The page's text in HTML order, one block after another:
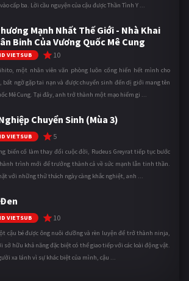
cấp ba. Lời cầu nguyện của cậu được Thần Tình Y ...
Mạnh Nhất Thế Giới - Nhà Khai
Binh Của Vương Quốc Mê Cung
VIETSUB 10
một nhân viên văn phòng luôn cống hiến hết mình cho
bất ngờ gặp tai nạn và được chuyển sinh đến dị giới mang tên
Mê Cung. Tại đây, anh trở thành một mạo hiểm gi ...
Chuyển Sinh (Mùa 3)
VIETSUB 5
biến cố làm thay đổi cuộc đời, Rudeus Greyrat tiếp tục bước
trình mới để trưởng thành cả về sức mạnh lẫn tinh thần.
với những thử thách ngày càng khắc nghiệt, anh ...
VIETSUB 10
cậu bé được ông nuôi dưỡng và rèn luyện để trở thành ninja,
sở hữu khả năng đặc biệt có thể giao tiếp với các loài động vật.
xa lánh vì sự khác biệt của mình, cậu ...